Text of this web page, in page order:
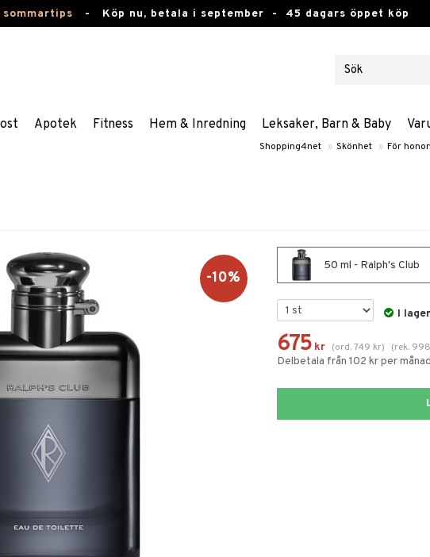
- Köp nu, betala i september - 45 dagars öppet köp
Apotek Fitness Hem & Inredning Leksaker, Barn & Baby
Shopping4net » Skönhet » För
-10%
50 ml - Ralph's Club
I
675 kr (ord.749 kr) (rek. 998
Delbetala från 102 kr per